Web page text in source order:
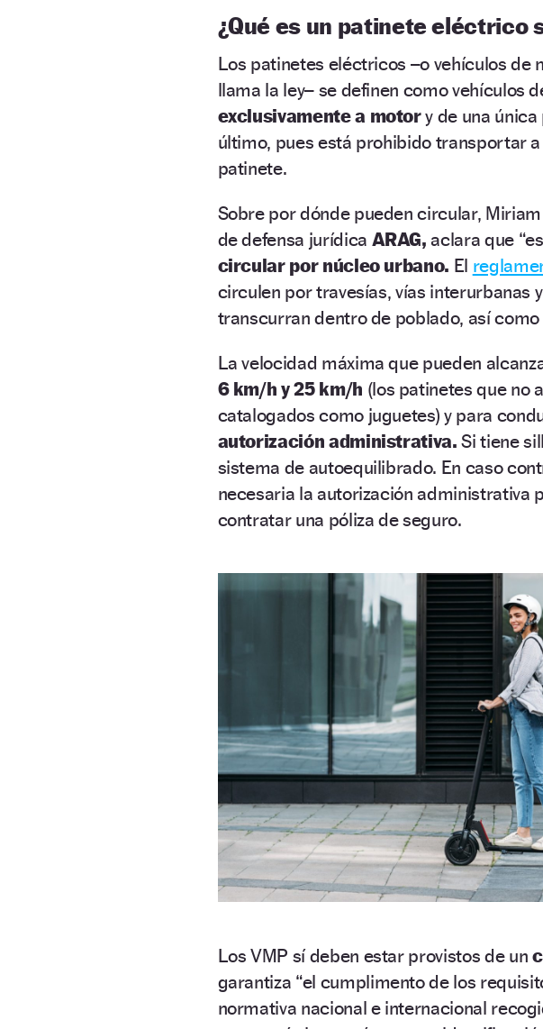
¿Qué es un patinete eléctrico
Los patinetes eléctricos –o vehículos de
llama la ley– se definen como vehículos
exclusivamente a motory de una
último, pues está prohibido transportar
patinete.
Sobre por dónde pueden circular,
de defensa jurídica ARAG,aclara que
circular por núcleo urbano. El
circulen por travesías, vías interurbanas
transcurran dentro de poblado, así como
La velocidad máxima que pueden
6 km/h y 25 km/h (los patinetes que no
catalogados como juguetes) y para
autorización administrativa. Si tiene
sistema de autoequilibrado. En caso
necesaria la autorización administrativa
contratar una póliza de seguro.
Los VMP sí deben estar provistos de un
garantiza “el cumplimento de los
normativa nacional e internacional